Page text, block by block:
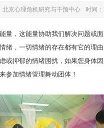
北京心理危机研究与干预中心 时间
，这能量协助我们解决问题或面
，一切情绪的存在都有它的理由
抑郁的情绪困扰，如果您身体因
加情绪管理舞动团体！